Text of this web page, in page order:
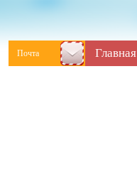
Почта Главная